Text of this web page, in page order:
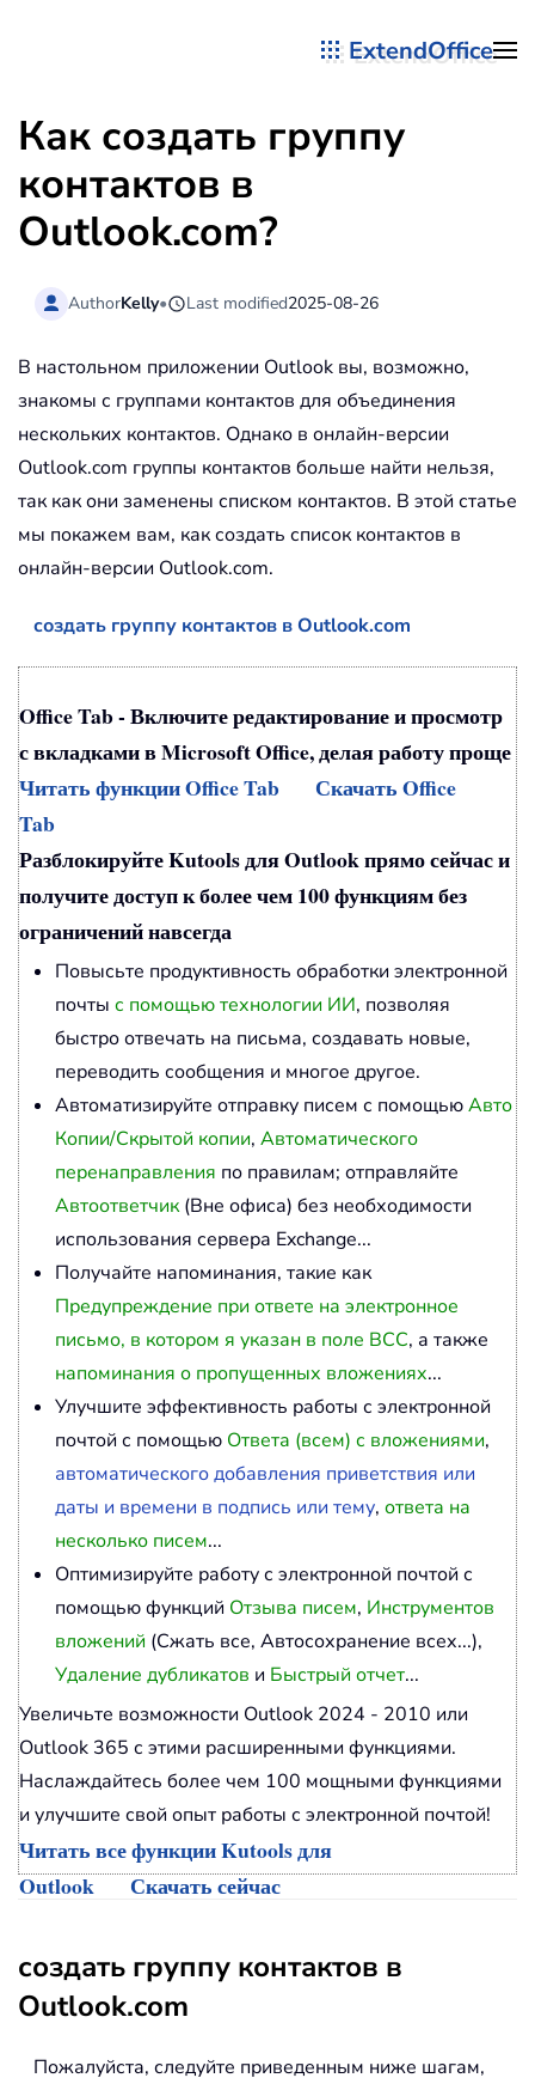
ExtendOffice
Как создать группу
контактов в
Outlook.com?
AuthorKelly• Last modified2025-08-26
В настольном приложении Outlook вы, возможно,
знакомы с группами контактов для объединения
нескольких контактов. Однако в онлайн-версии
Outlook.com группы контактов больше найти нельзя,
так как они заменены списком контактов. В этой статье
мы покажем вам, как создать список контактов в
онлайн-версии Outlook.com.
создать группу контактов в Outlook.com
Office Tab - Включите редактирование и просмотр
с вкладками в Microsoft Office, делая работу проще
Читать функции Office Tab
Скачать Office
Tab
Разблокируйте Kutools для Outlook прямо сейчас и
получите доступ к более чем 100 функциям без
ограничений навсегда
Повысьте продуктивность обработки электронной
почты с помощью технологии ИИ, позволяя
быстро отвечать на письма, создавать новые,
переводить сообщения и многое другое.
Автоматизируйте отправку писем с помощьюАвто
Копии/Скрытой копии, Автоматического
перенаправления по правилам; отправляйте
Автоответчик(Вне офиса) без необходимости
использования сервера Exchange...
Получайте напоминания, такие как
Предупреждение при ответе на электронное
письмо, в котором я указан в поле BCC, а также
напоминания о пропущенных вложениях...
Улучшите эффективность работы с электронной
почтой с помощью Ответа (всем) с вложениями,
автоматического добавления приветствия или
даты и времени в подпись или тему, ответа на
несколько писем...
Оптимизируйте работу с электронной почтой с
помощью функций Отзыва писем, Инструментов
вложений (Сжать все, Автосохранение всех...),
Удаление дубликатов и Быстрый отчет...
Увеличьте возможности Outlook 2024 - 2010 или
Outlook 365 с этими расширенными функциями.
Наслаждайтесь более чем 100 мощными функциями
и улучшите свой опыт работы с электронной почтой!
Читать все функции Kutools для
Outlook
Скачать сейчас
создать группу контактов в
Outlook.com
Пожалуйста, следуйте приведенным ниже шагам,